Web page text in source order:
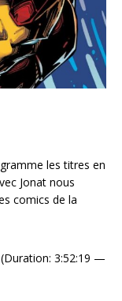
les titres en
Jonat nous
comics de la
(Duration: 3:52:19 —